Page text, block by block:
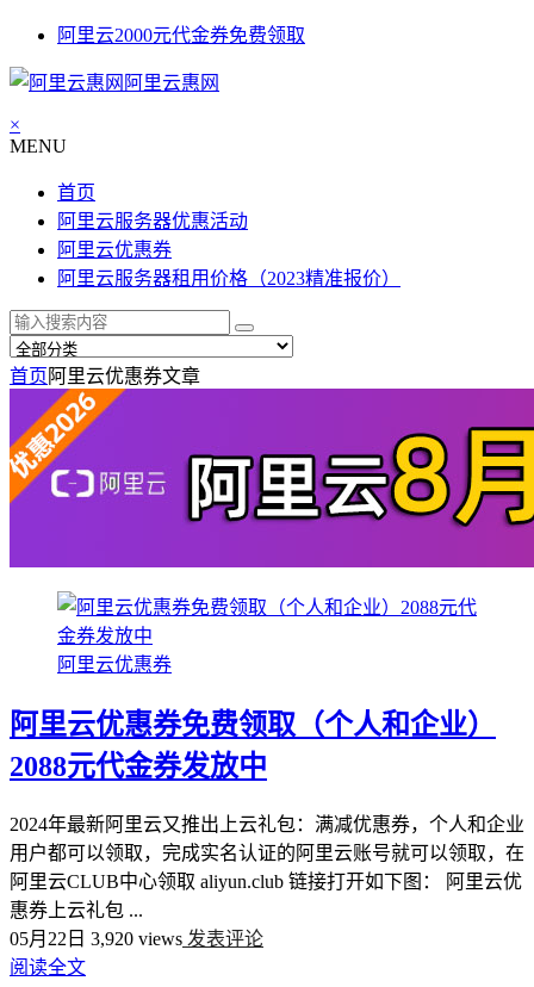
阿里云2000元代金券免费领取
阿里云惠网
×
MENU
首页
阿里云服务器优惠活动
阿里云优惠券
阿里云服务器租用价格（2023精准报价）
首页 阿里云优惠券文章
阿里云优惠券
阿里云优惠券免费领取（个人和企业）
2088元代金券发放中
2024年最新阿里云又推出上云礼包：满减优惠券，个人和企业
用户都可以领取，完成实名认证的阿里云账号就可以领取，在
阿里云CLUB中心领取 aliyun.club 链接打开如下图： 阿里云优
惠券上云礼包 ...
05月22日 3,920 views 发表评论
阅读全文